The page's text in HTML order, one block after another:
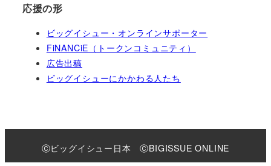
応援の形
ビッグイシュー・オンラインサポーター
FiNANCiE（トークンコミュニティ）
広告出稿
ビッグイシューにかかわる人たち
Ⓒビッグイシュー日本 ⒸBIGISSUE ONLINE